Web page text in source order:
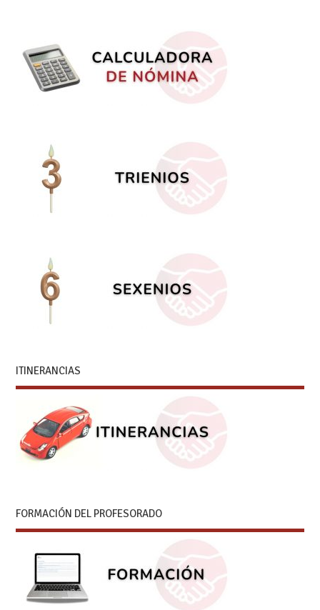
ITINERANCIAS
FORMACIÓN DEL PROFESORADO